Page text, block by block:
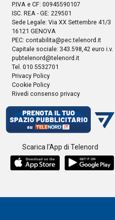
P.IVA e CF: 00945590107
ISC. REA - GE: 229501
Sede Legale: Via XX Settembre 41/3
16121 GENOVA
PEC: contabilita@pec.telenord.it
Capitale sociale: 343.598,42 euro i.v.
pubtelenord@telenord.it
Tel. 010 5532701
Privacy Policy
Cookie Policy
Rivedi consenso privacy
Scarica l'App di Telenord